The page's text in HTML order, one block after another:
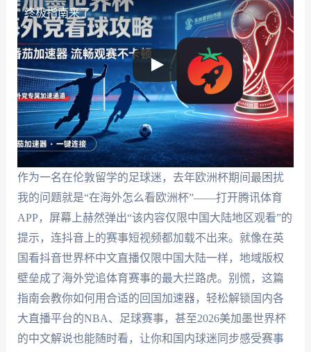
终极指南来了
作为一名在伦敦留学的足球迷，去年欧洲杯期间最困扰
我的问题就是“在海外怎么看欧洲杯”——打开腾讯体育
APP，屏幕上赫然弹出“该内容仅限中国大陆地区观看”的
提示，连抖音上的赛事短视频都加载不出来。就像在英
国看抖音世界杯中文直播仅限中国大陆一样，地域版权
壁垒成了海外党追体育赛事的最大拦路虎。别慌，这篇
指南会教你如何用合适的回国加速器，轻松解锁国内各
大直播平台的NBA、足球赛事，甚至2026美加墨世界杯
的中文解说也能随时看，让你和国内球迷同步感受赛事